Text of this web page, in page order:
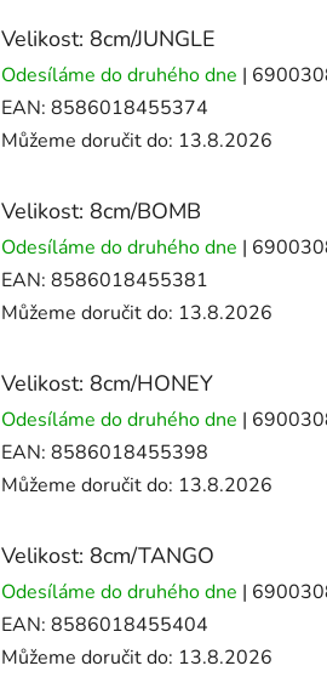
Velikost: 8cm/JUNGLE
Odesíláme do druhého dne |
EAN: 8586018455374
Můžeme doručit do: 13.8.2026
Velikost: 8cm/BOMB
Odesíláme do druhého dne |
EAN: 8586018455381
Můžeme doručit do: 13.8.2026
Velikost: 8cm/HONEY
Odesíláme do druhého dne |
EAN: 8586018455398
Můžeme doručit do: 13.8.2026
Velikost: 8cm/TANGO
Odesíláme do druhého dne |
EAN: 8586018455404
Můžeme doručit do: 13.8.2026